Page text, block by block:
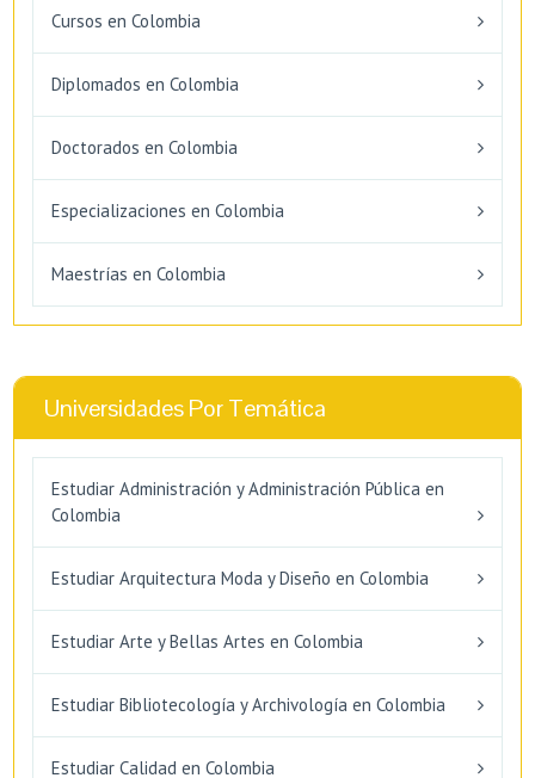
Cursos en Colombia
Diplomados en Colombia
Doctorados en Colombia
Especializaciones en Colombia
Maestrías en Colombia
Universidades Por Temática
Estudiar Administración y Administración Pública en
Colombia
Estudiar Arquitectura Moda y Diseño en Colombia
Estudiar Arte y Bellas Artes en Colombia
Estudiar Bibliotecología y Archivología en Colombia
Estudiar Calidad en Colombia